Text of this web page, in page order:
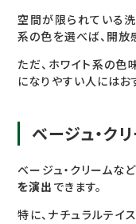
空間が限られている
系の色を選べば、開放
ただ、ホワイト系の
になりやすい人にはお
ベージュ・ク
ベージュ・クリームな
を演出 できます。
特に、ナチュラルテイ